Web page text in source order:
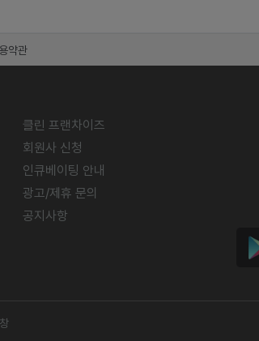
약관
클린 프랜차이즈
회원사 신청
인큐베이팅 안내
광고/제휴 문의
공지사항